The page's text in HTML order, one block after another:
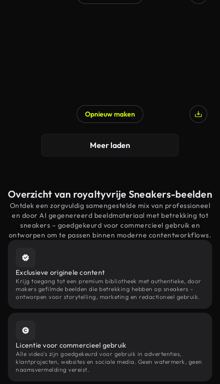
Opnieuw maken
Meer laden
Overzicht van royaltyvrije Sneakers-beelden
Ontdek een zorgvuldig samengestelde mix van professioneel
en door AI gegenereerd beeldmateriaal met betrekking tot
sneakers – goedgekeurd voor commercieel gebruik en
ontworpen om te passen binnen moderne contentworkflows.
Exclusieve originele content
Krijg toegang tot een premium bibliotheek met authentieke, door
makers gefilmde beelden die betrekking hebben op sneakers –
ontworpen voor storytelling, marketing en redactioneel gebruik.
Licentie voor commercieel gebruik
Alle video's zijn goedgekeurd voor gebruik in advertenties,
klantprojecten, websites en sociale media. Geen watermerk, geen
naamsvermelding vereist.